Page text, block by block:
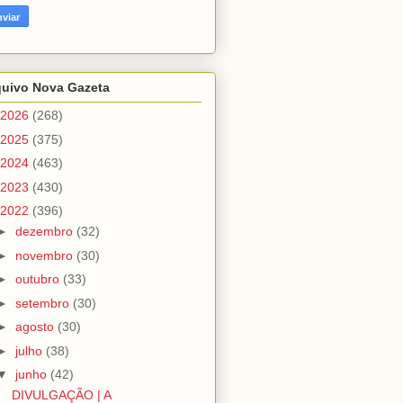
Nova Gazeta
2026 (268)
2025 (375)
2024 (463)
2023 (430)
2022 (396)
dezembro (32)
novembro (30)
outubro (33)
setembro (30)
agosto (30)
julho (38)
junho (42)
DIVULGAÇÃO | A